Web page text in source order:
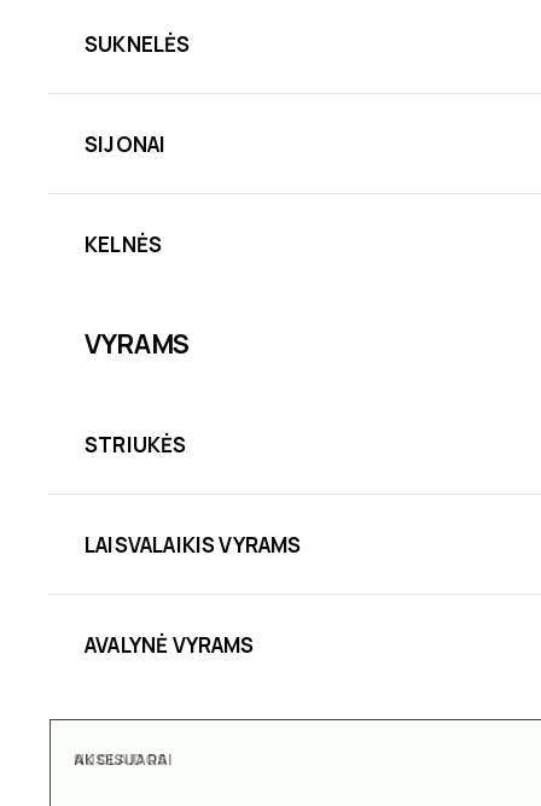
SUKNELĖS
SIJONAI
KELNĖS
VYRAMS
STRIUKĖS
LAISVALAIKIS VYRAMS
AVALYNĖ VYRAMS
AKSESUARAI